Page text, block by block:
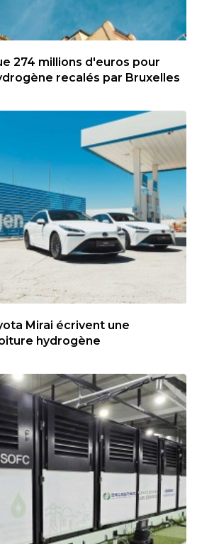
274 millions d'euros pour
recalés par Bruxelles
Mirai écrivent une
hydrogène